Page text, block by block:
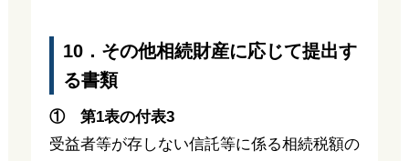
10．その他相続財産に応じて提出す
る書類
① 第1表の付表3
受益者等が存しない信託等に係る相続税額の